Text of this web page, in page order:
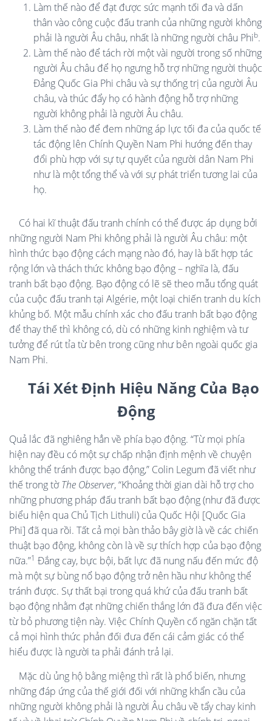
Làm thế nào để đạt được sức mạnh tối đa và dấn
thân vào công cuộc đấu tranh của những người không
phải là người Âu châu, nhất là những người châu Phib.
Làm thế nào để tách rời một vài người trong số những
người Âu châu để họ ngưng hỗ trợ những người thuộc
Đảng Quốc Gia Phi châu và sự thống trị của người Âu
châu, và thúc đẩy họ có hành động hỗ trợ những
người không phải là người Âu châu.
Làm thế nào để đem những áp lực tối đa của quốc tế
tác động lên Chính Quyền Nam Phi hướng đến thay
đổi phù hợp với sự tự quyết của người dân Nam Phi
như là một tổng thể và với sự phát triển tương lai của
họ.
Có hai kĩ thuật đấu tranh chính có thể được áp dụng bởi
những người Nam Phi không phải là người Âu châu: một
hình thức bạo động cách mạng nào đó, hay là bất hợp tác
rộng lớn và thách thức không bạo động – nghĩa là, đấu
tranh bất bạo động. Bạo động có lẽ sẽ theo mẫu tổng quát
của cuộc đấu tranh tại Algérie, một loại chiến tranh du kích
khủng bố. Một mẫu chính xác cho đấu tranh bất bạo động
để thay thế thì không có, dù có những kinh nghiệm và tư
tưởng để rút tỉa từ bên trong cũng như bên ngoài quốc gia
Nam Phi.
Tái Xét Định Hiệu Năng Của Bạo
Động
Quả lắc đã nghiêng hẳn về phía bạo động. “Từ mọi phía
hiện nay đều có một sự chấp nhận định mệnh về chuyện
không thể tránh được bạo động,” Colin Legum đã viết như
thế trong tờThe Observer, “Khoảng thời gian dài hỗ trợ cho
những phương pháp đấu tranh bất bạo động (như đã được
biểu hiện qua Chủ Tịch Lithuli) của Quốc Hội [Quốc Gia
Phi] đã qua rồi. Tất cả mọi bàn thảo bây giờ là về các chiến
thuật bạo động, không còn là về sự thích hợp của bạo động
nữa.”1 Đắng cay, bực bội, bất lực đã nung nấu đến mức độ
mà một sự bùng nổ bạo động trở nên hầu như không thể
tránh được. Sự thất bại trong quá khứ của đấu tranh bất
bạo động nhằm đạt những chiến thắng lớn đã đưa đến việc
từ bỏ phương tiện này. Việc Chính Quyền cố ngăn chặn tất
cả mọi hình thức phản đối đưa đến cái cảm giác có thể
hiểu được là người ta phải đánh trả lại.
Mặc dù ủng hộ bằng miệng thì rất là phổ biến, nhưng
những đáp ứng của thế giới đối với những khẩn cầu của
những người không phải là người Âu châu về tẩy chay kinh